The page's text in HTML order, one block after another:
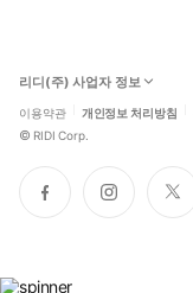
리디(주) 사업자 정보
이용약관 개인정보 처리방침
© RIDI Corp.
페
이
인
스
트
위